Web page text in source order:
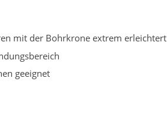
mit der Bohrkrone extrem erleichtert
geeignet